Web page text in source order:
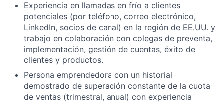
Experiencia en llamadas en frío a clientes
potenciales (por teléfono, correo electrónico,
LinkedIn, socios de canal) en la región de EE.UU. y
trabajo en colaboración con colegas de preventa,
implementación, gestión de cuentas, éxito de
clientes y productos.
Persona emprendedora con un historial
demostrado de superación constante de la cuota
de ventas (trimestral, anual) con experiencia